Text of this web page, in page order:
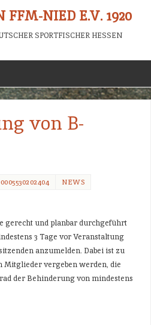
FFM-NIED E.V. 1920
SPORTFISCHER HESSEN
von B-
NEWS
gerecht und planbar durchgeführt
3 Tage vor Veranstaltung
anzumelden. Dabei ist zu
Mitglieder vergeben werden, die
der Behinderung von mindestens